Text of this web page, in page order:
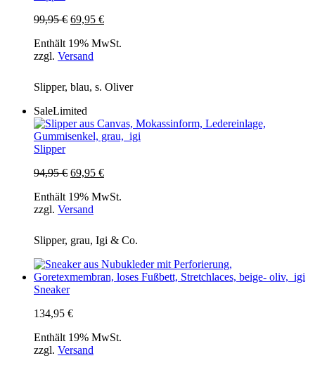
99,95€ Ursprünglicher
war:
99,95 €
69,95 €Aktueller
ist:
Enthält 19% MwSt.
zzgl. Versand
Slipper, blau, s. Oliver
SaleLimited
Slipper
94,95€ Ursprünglicher
war:
94,95 €
69,95 €Aktueller
ist:
Enthält 19% MwSt.
zzgl. Versand
Slipper, grau, Igi & Co.
Sneaker
134,95 €
Enthält 19% MwSt.
zzgl. Versand